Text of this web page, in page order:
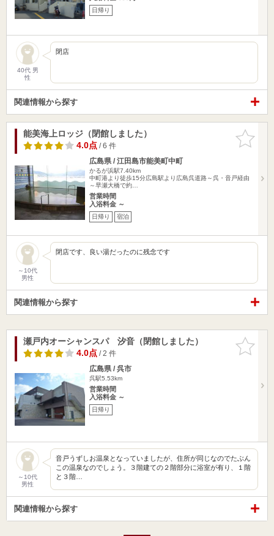
日帰り
40代 男
性
閉店
関連情報から探す
お気に入
りに追加
能美海上ロッジ（閉館しました）
4.0点/ 6 件
広島県 / 江田島市能美町中町
かるが浜駅7.40km
中町港より徒歩15分広島駅より広島呉道路～呉・音戸経由
～早瀬大橋で約…
営業時間
入浴料金 ～
日帰り 宿泊
～10代
男性
閉店です、良い湯だったのに残念です
関連情報から探す
お気に入
りに追加
瀬戸内オーシャンスパ 汐音（閉館しました）
4.0点/ 2 件
広島県 / 呉市
呉駅5.53km
営業時間
入浴料金 ～
日帰り
～10代
男性
音戸うずしお温泉となっていましたが、住所が同じなのでたぶん
この温泉なのでしょう。３階建ての２階部分に浴室が有り、１階
と３階…
関連情報から探す